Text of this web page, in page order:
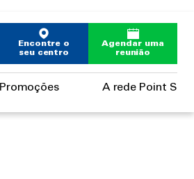
Encontre o
seu centro
Agendar uma
reunião
Promoções A rede Point S